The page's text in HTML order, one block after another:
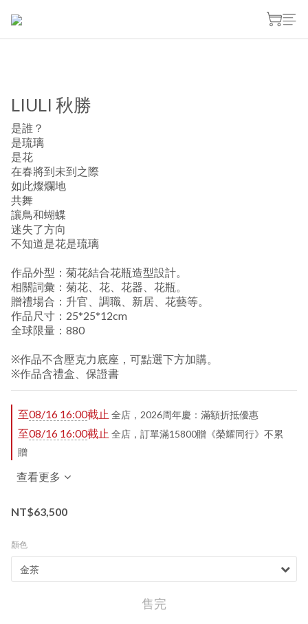
LIULI 秋勝
是誰？
是琉璃
是花
在春將到未到之際
如此燦爛地
共舞
讓鳥和蝴蝶
迷失了方向
不知道是花是琉璃
作品外型：菊花結合花瓶造型設計。
相關詞彙：菊花、花、花器、花瓶。
贈禮場合：升官、調職、新居、花藝等。
作品尺寸：25*25*12cm
全球限量：880
※作品不含壓克力底座，可點選下方加購。
※作品含禮盒、保證書
至08/16 16:00截止 全店，2026周年慶：滿額折抵優惠
至08/16 16:00截止 全店，訂單滿15800贈《榮耀同行》不累
贈
查看更多
NT$63,500
顏色
售完